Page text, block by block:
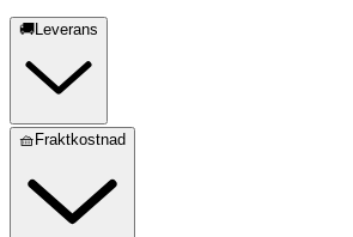
🚚Leverans
🧺Fraktkostnad